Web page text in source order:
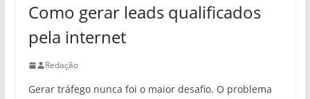
Como gerar leads qualificados
pela internet
Redação
Gerar tráfego nunca foi o maior desafio. O problema